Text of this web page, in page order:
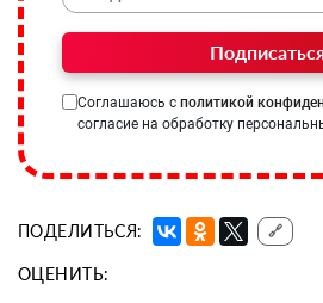
Соглашаюсь с политикой
согласие на обработку
ПОДЕЛИТЬСЯ: 🔗
ОЦЕНИТЬ: